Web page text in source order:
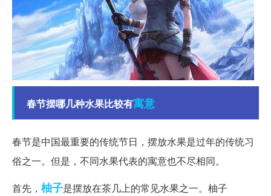
春节摆哪几种水果比较有寓意
春节是中国最重要的传统节日，摆放水果是过年的传统习
俗之一。但是，不同水果代表的寓意也不尽相同。
首先， 柚子是摆放在茶几上的常见水果之一。柚子